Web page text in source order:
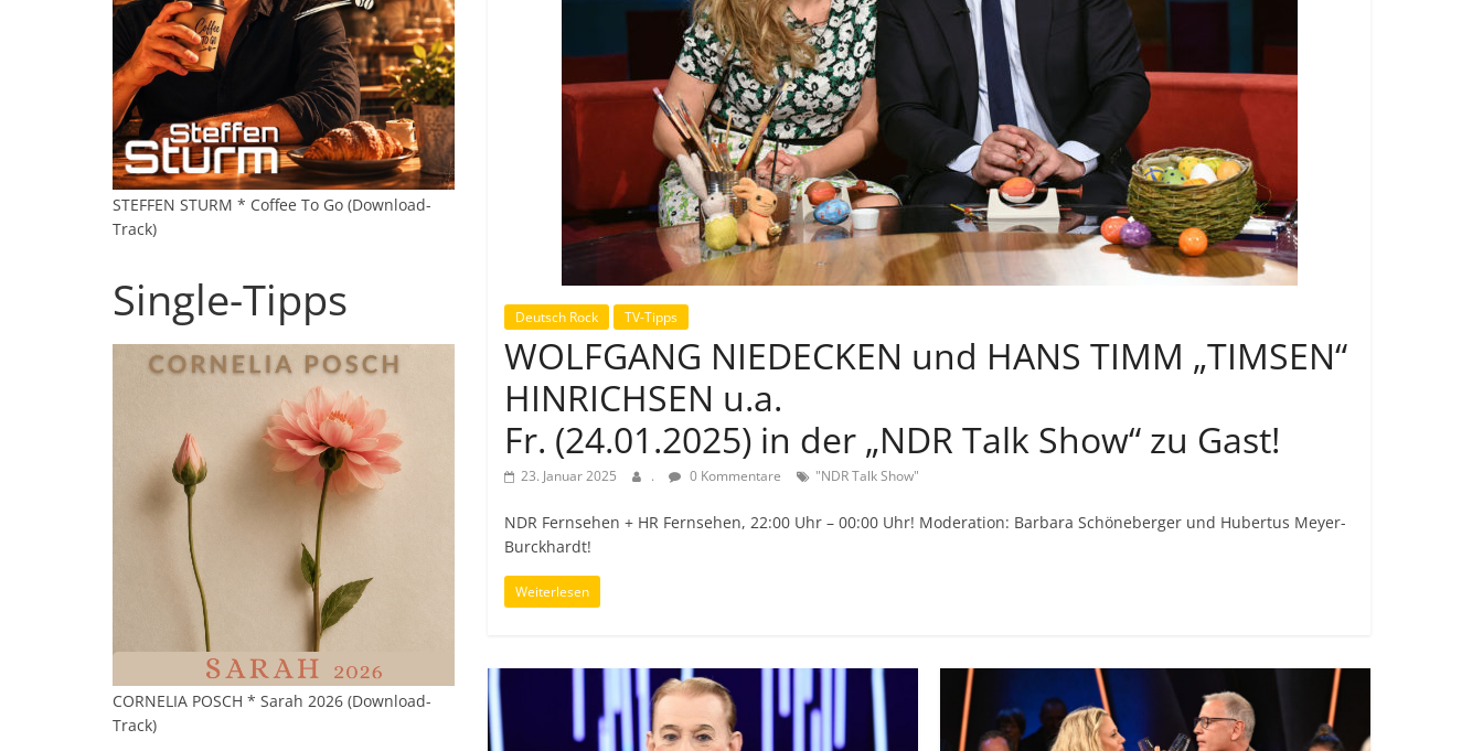
Deutsch Rock TV-Tipps
WOLFGANG NIEDECKEN und HANS TIMM „TIMSEN“
HINRICHSEN u.a.
Fr. (24.01.2025) in der „NDR Talk Show“ zu Gast!
23. Januar 2025 . 0 Kommentare "NDR Talk Show"
NDR Fernsehen + HR Fernsehen, 22:00 Uhr – 00:00 Uhr! Moderation: Barbara Schöneberger und Hubertus Meyer-
Burckhardt!
Weiterlesen
STEFFEN STURM * Coffee To Go (Download-
Track)
Single-Tipps
CORNELIA POSCH * Sarah 2026 (Download-
Track)